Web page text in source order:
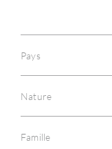
Pays
Nature
Famille